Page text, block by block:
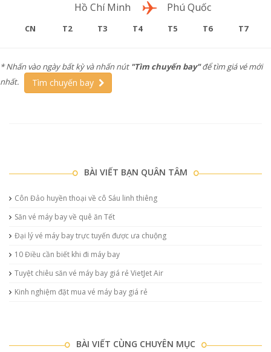
Hồ Chí Minh Phú Quốc
CN T2 T3 T4 T5 T6 T7
* Nhấn vào ngày bất kỳ và nhấn nút "Tìm chuyến bay"để tìm giá vé mới
nhất.
Tìm chuyến bay
BÀI VIẾT BẠN QUÂN TÂM
Côn Đảo huyền thoại về cô Sáu linh thiêng
Săn vé máy bay về quê ăn Tết
Đại lý vé máy bay trực tuyến được ưa chuộng
10 Điều cần biết khi đi máy bay
Tuyệt chiêu săn vé máy bay giá rẻ VietJet Air
Kinh nghiệm đặt mua vé máy bay giá rẻ
BÀI VIẾT CÙNG CHUYÊN MỤC